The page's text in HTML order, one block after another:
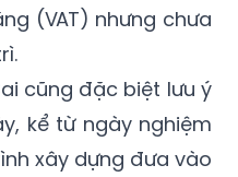
(VAT) nhưng chưa
cũng đặc biệt lưu ý
kể từ ngày nghiệm
xây dựng đưa vào